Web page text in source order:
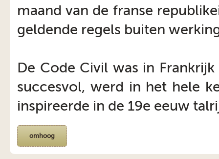
maand van de franse
geldende regels buiten
De Code Civil was in
succesvol, werd in het hele
inspireerde in de 19e eeuw
omhoog